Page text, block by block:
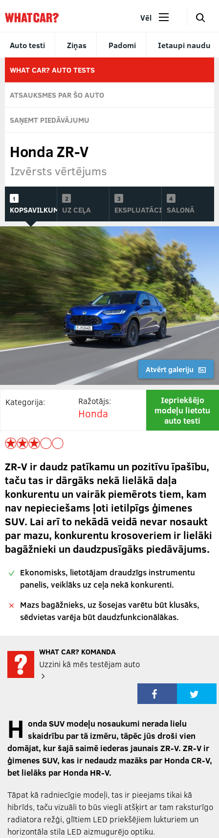
Auto testi Ziņas Padomi Ietaupi naudu
Vēl 🔎
WHAT CAR? AUTO TESTS
ATSAUKSMES PAR ŠO AUTO
SAŅEMT PIEDĀVĀJUMU
Honda ZR-V
Izvērsts vērtējums
KOPSAVILKUMSUZ CEĻA EKSPLUATĀCIJĀSALONĀ
Atvērt galeriju
Kategorija: Ražotājs:
Honda
Iepriekšējo
modeļu lietotu
auto testi
ZR-V ir daudz patīkamu un pozitīvu īpašību,
taču tas ir dārgāks nekā lielākā daļa
konkurentu un vairāk piemērots tiem, kam
nav nepieciešams ļoti ietilpīgs ģimenes
SUV. Lai arī to nekādā veidā nevar nosaukt
par mazu, konkurentu krosoveriem ir lielāki
bagāžnieki un daudzpusīgāks piedāvājums.
Ekonomisks, lietotājam draudzīgs instrumentu
panelis, veiklāks uz ceļa nekā konkurenti.
Mazs bagāžnieks, uz šosejas varētu būt klusāks,
sēdvietas varēja būt daudzfunkcionālākas.
WHAT CAR? KOMANDA
Uzzini kā mēs testējam auto
H onda SUV modeļu nosaukumi nerada lielu
skaidrību par tā izmēru, tāpēc jūs droši vien
domājat, kur šajā saimē iederas jaunais ZR-V. ZR-V ir
ģimenes SUV, kas ir nedaudz mazāks par Honda CR-V,
bet lielāks par Honda HR-V.
Tāpat kā radniecīgie modeļi, tas ir pieejams tikai kā
hibrīds, taču vizuāli to būs viegli atšķirt ar tam raksturīgo
radiatora režģi, glītiem LED priekšējiem lukturiem un
horizontāla stila LED aizmugurējo optiku.